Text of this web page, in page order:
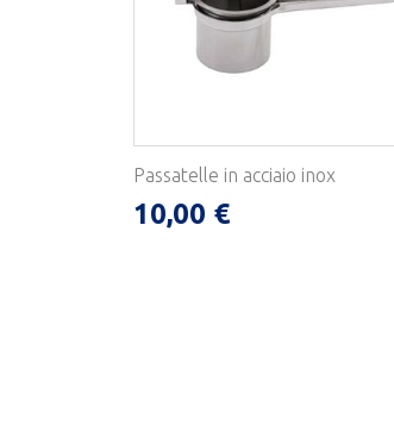
Passatelle in acciaio inox
10,00 €